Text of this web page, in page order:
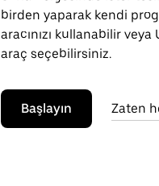
birden yaparak kendi
aracınızı kullanabilir
araç seçebilirsiniz.
Başlayın Zaten